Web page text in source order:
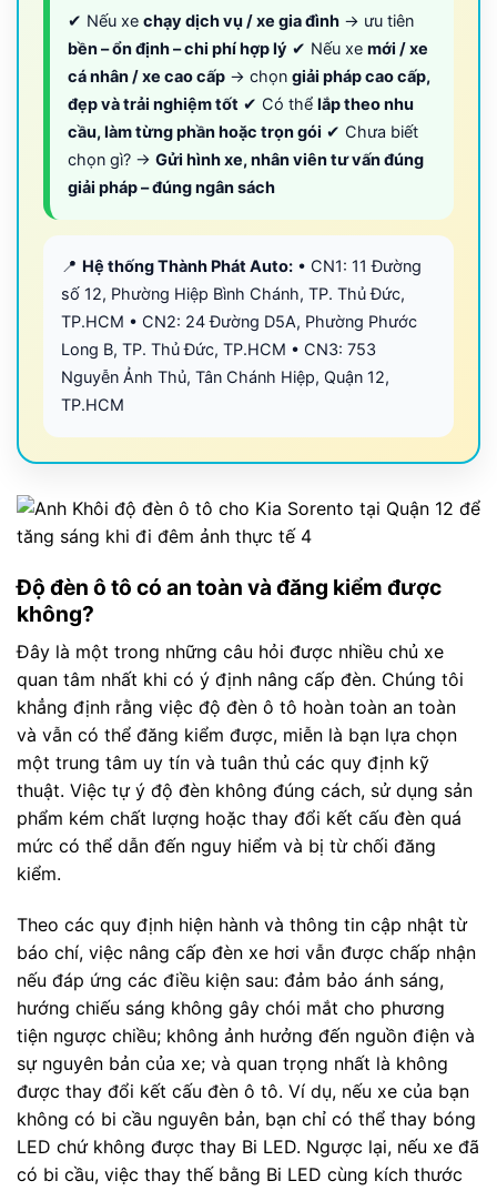
✔ Nếu xe chạy dịch vụ / xe gia đình → ưu tiên
bền – ổn định – chi phí hợp lý ✔ Nếu xe mới / xe
cá nhân / xe cao cấp → chọn giải pháp cao cấp,
đẹp và trải nghiệm tốt ✔ Có thể lắp theo nhu
cầu, làm từng phần hoặc trọn gói ✔ Chưa biết
chọn gì? → Gửi hình xe, nhân viên tư vấn đúng
giải pháp – đúng ngân sách
📍 Hệ thống Thành Phát Auto: • CN1: 11 Đường
số 12, Phường Hiệp Bình Chánh, TP. Thủ Đức,
TP.HCM • CN2: 24 Đường D5A, Phường Phước
Long B, TP. Thủ Đức, TP.HCM • CN3: 753
Nguyễn Ảnh Thủ, Tân Chánh Hiệp, Quận 12,
TP.HCM
Độ đèn ô tô có an toàn và đăng kiểm được
không?
Đây là một trong những câu hỏi được nhiều chủ xe
quan tâm nhất khi có ý định nâng cấp đèn. Chúng tôi
khẳng định rằng việc độ đèn ô tô hoàn toàn an toàn
và vẫn có thể đăng kiểm được, miễn là bạn lựa chọn
một trung tâm uy tín và tuân thủ các quy định kỹ
thuật. Việc tự ý độ đèn không đúng cách, sử dụng sản
phẩm kém chất lượng hoặc thay đổi kết cấu đèn quá
mức có thể dẫn đến nguy hiểm và bị từ chối đăng
kiểm.
Theo các quy định hiện hành và thông tin cập nhật từ
báo chí, việc nâng cấp đèn xe hơi vẫn được chấp nhận
nếu đáp ứng các điều kiện sau: đảm bảo ánh sáng,
hướng chiếu sáng không gây chói mắt cho phương
tiện ngược chiều; không ảnh hưởng đến nguồn điện và
sự nguyên bản của xe; và quan trọng nhất là không
được thay đổi kết cấu đèn ô tô. Ví dụ, nếu xe của bạn
không có bi cầu nguyên bản, bạn chỉ có thể thay bóng
LED chứ không được thay Bi LED. Ngược lại, nếu xe đã
có bi cầu, việc thay thế bằng Bi LED cùng kích thước